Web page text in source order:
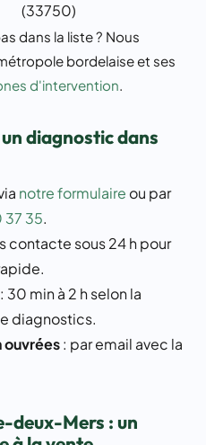
(33750)
dans la liste ? Nous
bordelaise et ses
d'intervention
diagnostic dans
notre formulaire ou par
37 35.
contacte sous 24 h pour
: 30 min à 2 h selon la
diagnostics.
ouvrées: par email avec la
deux-Mers : un